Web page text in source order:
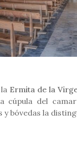
Ermita de la
cúpula del
bóvedas la